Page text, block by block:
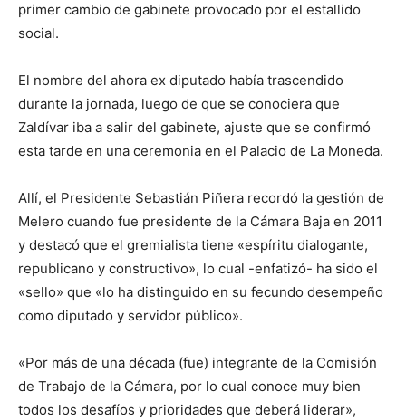
primer cambio de gabinete provocado por el estallido
social.
El nombre del ahora ex diputado había trascendido
durante la jornada, luego de que se conociera que
Zaldívar iba a salir del gabinete, ajuste que se confirmó
esta tarde en una ceremonia en el Palacio de La Moneda.
Allí, el Presidente Sebastián Piñera recordó la gestión de
Melero cuando fue presidente de la Cámara Baja en 2011
y destacó que el gremialista tiene «espíritu dialogante,
republicano y constructivo», lo cual -enfatizó- ha sido el
«sello» que «lo ha distinguido en su fecundo desempeño
como diputado y servidor público».
«Por más de una década (fue) integrante de la Comisión
de Trabajo de la Cámara, por lo cual conoce muy bien
todos los desafíos y prioridades que deberá liderar»,